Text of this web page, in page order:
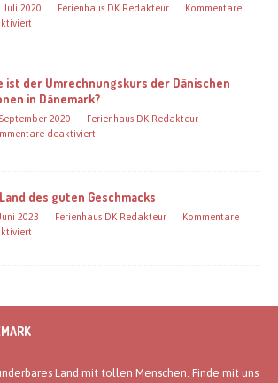
Juli 2020 Ferienhaus DK Redakteur
Kommentare
ist der Umrechnungskurs der Dänischen
in Dänemark?
2020
Ferienhaus DK Redakteur
deaktiviert
des guten Geschmacks
2023 Ferienhaus DK Redakteur
Kommentare
Land mit tollen Menschen. Finde mit uns